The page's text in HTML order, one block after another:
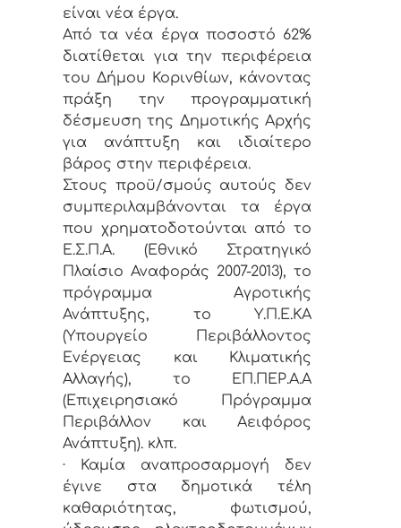
είναι νέα έργα.
Από τα νέα έργα ποσοστό 62%
διατίθεται για την περιφέρεια
του Δήμου Κορινθίων, κάνοντας
πράξη την προγραμματική
δέσμευση της Δημοτικής Αρχής
για ανάπτυξη και ιδιαίτερο
βάρος στην περιφέρεια.
Στους προϋ/σμούς αυτούς δεν
συμπεριλαμβάνονται τα έργα
που χρηματοδοτούνται από το
Ε.Σ.Π.Α. (Εθνικό Στρατηγικό
Πλαίσιο Αναφοράς 2007-2013), το
πρόγραμμα Αγροτικής
Ανάπτυξης, το Υ.Π.Ε.ΚΑ
(Υπουργείο Περιβάλλοντος
Ενέργειας και Κλιματικής
Αλλαγής), το ΕΠ.ΠΕΡ.Α.Α
(Επιχειρησιακό Πρόγραμμα
Περιβάλλον και Αειφόρος
Ανάπτυξη). κλπ.
· Καμία αναπροσαρμογή δεν
έγινε στα δημοτικά τέλη
καθαριότητας, φωτισμού,